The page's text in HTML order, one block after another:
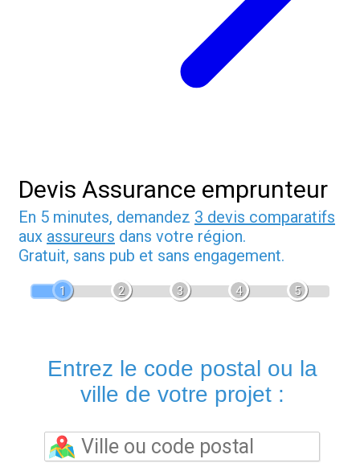
Devis Assurance emprunteur
En 5 minutes, demandez 3 devis comparatifs
aux assureurs dans votre région.
Gratuit, sans pub et sans engagement.
1 2 3 4 5
Entrez le code postal ou la
ville de votre projet :